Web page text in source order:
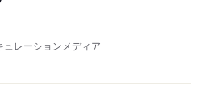
ュレーションメディア